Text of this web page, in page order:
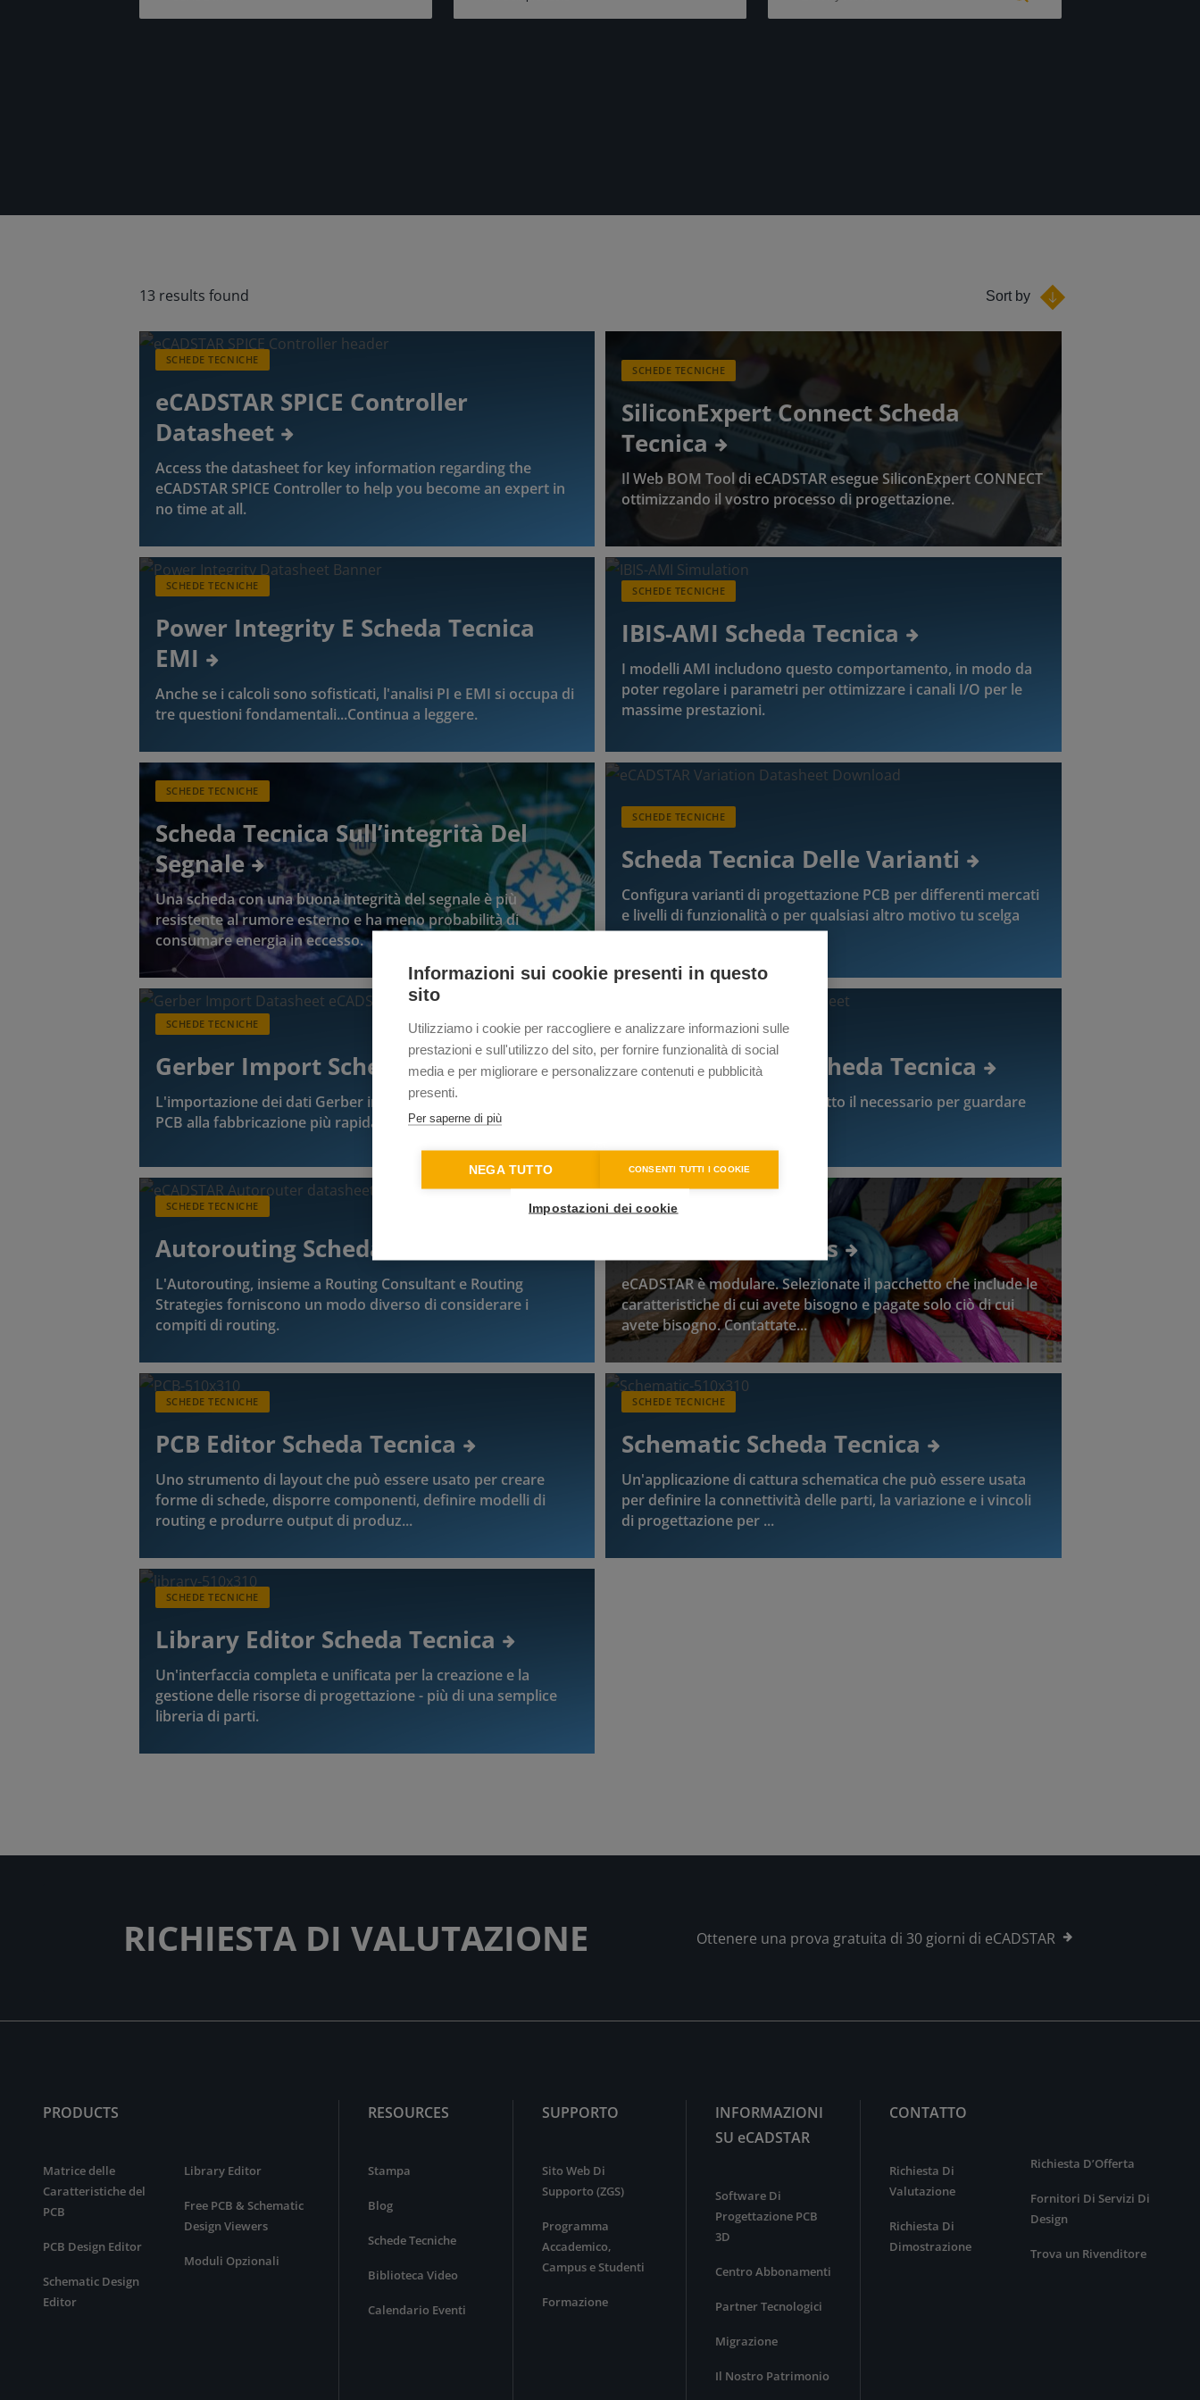
Informazioni sui cookie presenti in questo
sito
Utilizziamo i cookie per raccogliere e analizzare informazioni sulle
prestazioni e sull'utilizzo del sito, per fornire funzionalità di social
media e per migliorare e personalizzare contenuti e pubblicità
presenti.
Per saperne di più
NEGA TUTTO CONSENTI TUTTI I COOKIE
Impostazioni dei cookie
13 results found Sort by
SCHEDE TECNICHE
eCADSTAR SPICE Controller
Datasheet
Access the datasheet for key information regarding the
eCADSTAR SPICE Controller to help you become an expert in
no time at all.
SCHEDE TECNICHE
SiliconExpert Connect Scheda
Tecnica
Il Web BOM Tool di eCADSTAR esegue SiliconExpert CONNECT
ottimizzando il vostro processo di progettazione.
SCHEDE TECNICHE
Power Integrity E Scheda Tecnica
EMI
Anche se i calcoli sono sofisticati, l'analisi PI e EMI si occupa di
tre questioni fondamentali...Continua a leggere.
SCHEDE TECNICHE
IBIS-AMI Scheda Tecnica
I modelli AMI includono questo comportamento, in modo da
poter regolare i parametri per ottimizzare i canali I/O per le
massime prestazioni.
SCHEDE TECNICHE
Scheda Tecnica Sull’integrità Del
Segnale
Una scheda con una buona integrità del segnale è più
resistente al rumore esterno e ha meno probabilità di
consumare energia in eccesso.
SCHEDE TECNICHE
Scheda Tecnica Delle Varianti
Configura varianti di progettazione PCB per differenti mercati
e livelli di funzionalità o per qualsiasi altro motivo tu scelga
SCHEDE TECNICHE
Gerber Import Scheda Tecnica
L'importazione dei dati Gerber in eCADSTAR può portare i tuoi
PCB alla fabbricazione più rapida e affidabile.
SCHEDE TECNICHE
Design Viewers Scheda Tecnica
Gratuito per gli utenti e con tutto il necessario per guardare
SCHEDE TECNICHE
Autorouting Scheda Tecnica
L'Autorouting, insieme a Routing Consultant e Routing
Strategies forniscono un modo diverso di considerare i
compiti di routing.
SCHEDE TECNICHE
eCADSTAR Bundles
eCADSTAR è modulare. Selezionate il pacchetto che include le
caratteristiche di cui avete bisogno e pagate solo ciò di cui
avete bisogno. Contattate...
SCHEDE TECNICHE
PCB Editor Scheda Tecnica
Uno strumento di layout che può essere usato per creare
forme di schede, disporre componenti, definire modelli di
routing e produrre output di produz...
SCHEDE TECNICHE
Schematic Scheda Tecnica
Un'applicazione di cattura schematica che può essere usata
per definire la connettività delle parti, la variazione e i vincoli
di progettazione per ...
SCHEDE TECNICHE
Library Editor Scheda Tecnica
Un'interfaccia completa e unificata per la creazione e la
gestione delle risorse di progettazione - più di una semplice
libreria di parti.
RICHIESTA DI VALUTAZIONE Ottenere una prova gratuita di 30 giorni di eCADSTAR
PRODUCTS
Matrice delle
Caratteristiche del
PCB
PCB Design Editor
Schematic Design
Editor
Library Editor
Free PCB & Schematic
Design Viewers
Moduli Opzionali
RESOURCES
Stampa
Blog
Schede Tecniche
Biblioteca Video
Calendario Eventi
SUPPORTO
Sito Web Di
Supporto (ZGS)
Programma
Accademico,
Campus e Studenti
Formazione
INFORMAZIONI
SU eCADSTAR
Software Di
Progettazione PCB
3D
Centro Abbonamenti
Partner Tecnologici
Migrazione
Il Nostro Patrimonio
CONTATTO
Richiesta Di
Valutazione
Richiesta Di
Dimostrazione
Richiesta D’Offerta
Fornitori Di Servizi Di
Design
Trova un Rivenditore